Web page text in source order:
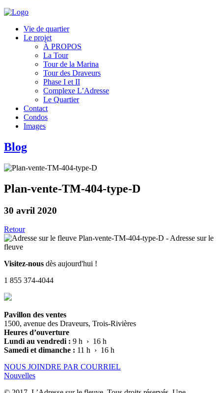
Vie de quartier
Le projet
À PROPOS
La Tour
Tour de la Marina
Tour des Draveurs
Phase I et II
Complexe L’Adresse
Le Quartier
Contact
Condos
Images
Blog
Plan-vente-TM-404-type-D
30 avril 2020
Retour
Visitez-nous dès aujourd'hui !
1 855 374-4044
Pavillon des ventes
1500, avenue des Draveurs, Trois-Rivières
Heures d’ouverture
Lundi au vendredi : 9 h › 16 h
Samedi et dimanche : 11 h › 16 h
NOUS JOINDRE PAR COURRIEL
Nouvelles